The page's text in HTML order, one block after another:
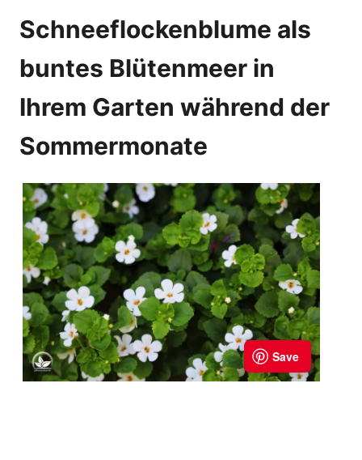
Schneeflockenblume als
buntes Blütenmeer in
Ihrem Garten während der
Sommermonate